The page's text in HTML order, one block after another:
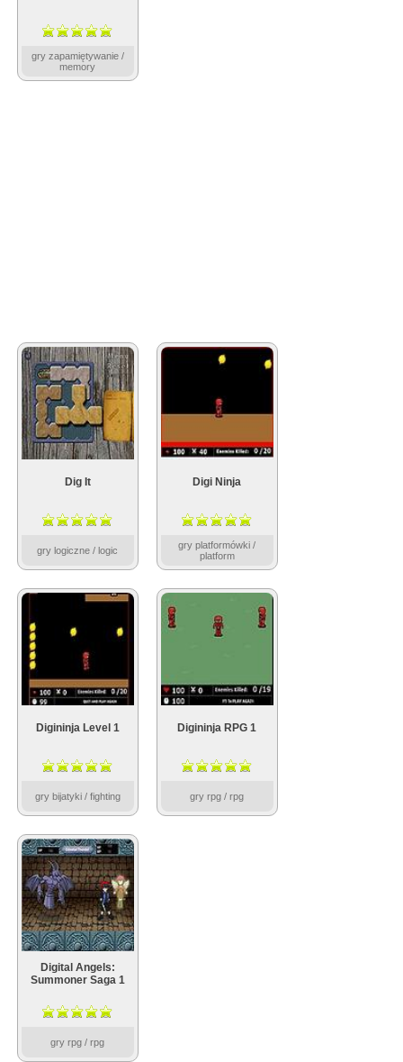
gry zapamiętywanie /
memory
Dig It
gry logiczne / logic
Digi Ninja
gry platformówki /
platform
Digininja Level 1
gry bijatyki / fighting
Digininja RPG 1
gry rpg / rpg
Digital Angels:
Summoner Saga 1
gry rpg / rpg